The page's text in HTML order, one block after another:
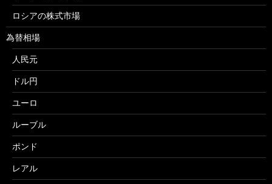
ロシアの株式市場
為替相場
人民元
ドル円
ユーロ
ルーブル
ポンド
レアル